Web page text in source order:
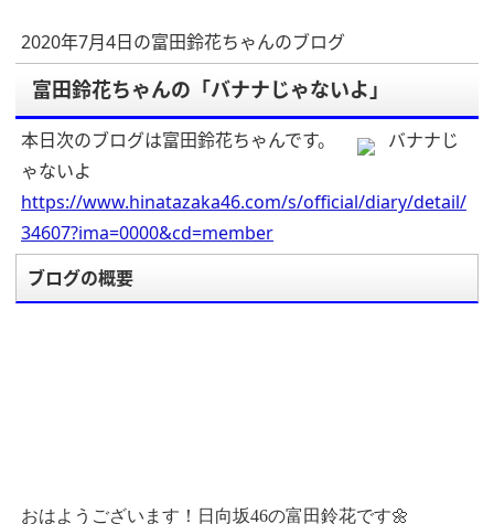
2020年7月4日の富田鈴花ちゃんのブログ
富田鈴花ちゃんの「バナナじゃないよ」
本日次のブログは富田鈴花ちゃんです。
バナナじ
ゃないよ
https://www.hinatazaka46.com/s/official/diary/detail/
34607?ima=0000&cd=member
ブログの概要
おはようございます！日向坂46の富田鈴花です🌼